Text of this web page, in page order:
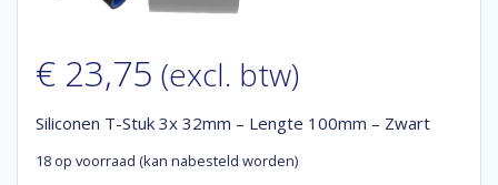
€ 23,75 (excl. btw)
Siliconen T-Stuk 3x 32mm – Lengte 100mm – Zwart
18 op voorraad (kan nabesteld worden)